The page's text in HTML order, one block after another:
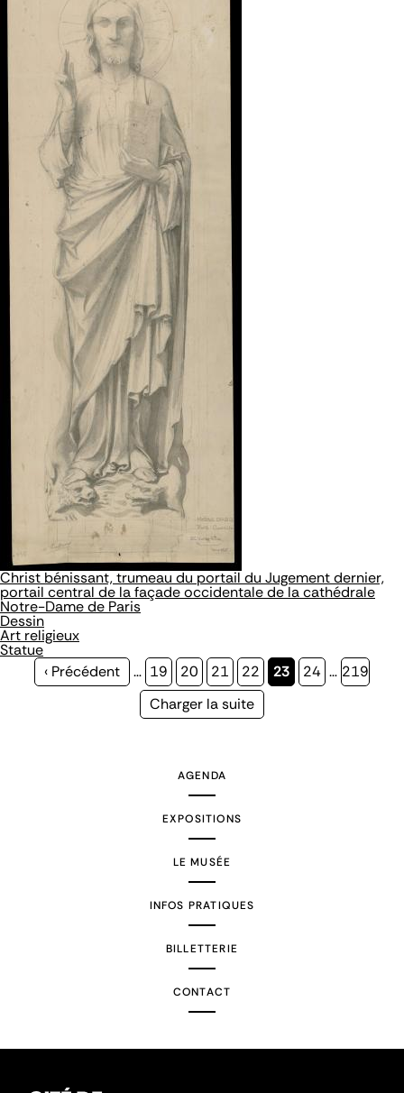
Christ bénissant, trumeau du portail du Jugement dernier,
portail central de la façade occidentale de la cathédrale
Notre-Dame de Paris
Dessin
Art religieux
Statue
Page
‹ Précédent … Page
19 Page
20 Page
21 Page
22
Page
23 Page
24 … Page
219
Page
Charger la suite
AGENDA
EXPOSITIONS
LE MUSÉE
INFOS PRATIQUES
BILLETTERIE
CONTACT